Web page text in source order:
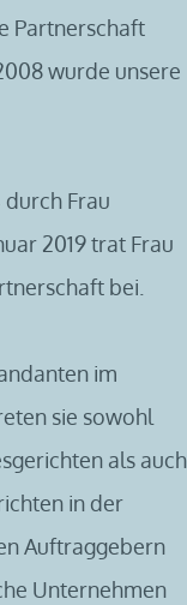
Partnerschaft
wurde unsere
Frau
2019 trat Frau
bei.
im
sie sowohl
als auch
in der
Auftraggebern
Unternehmen